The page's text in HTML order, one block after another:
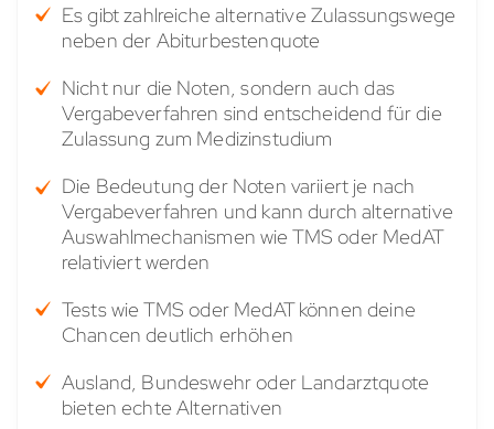
Es gibt zahlreiche alternative Zulassungswege
neben der Abiturbestenquote
Nicht nur die Noten, sondern auch das
Vergabeverfahren sind entscheidend für die
Zulassung zum Medizinstudium
Die Bedeutung der Noten variiert je nach
Vergabeverfahren und kann durch alternative
Auswahlmechanismen wie TMS oder MedAT
relativiert werden
Tests wie TMS oder MedAT können deine
Chancen deutlich erhöhen
Ausland, Bundeswehr oder Landarztquote
bieten echte Alternativen